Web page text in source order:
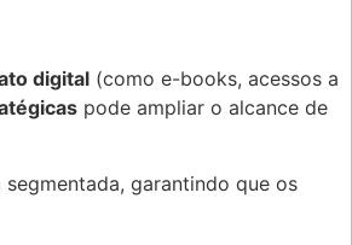
digital (como e-books, acessos a
pode ampliar o alcance de
garantindo que os